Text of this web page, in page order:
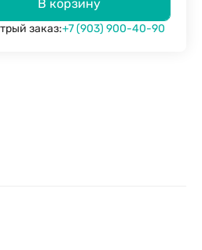
В корзину
заказ:+7 (903) 900-40-90